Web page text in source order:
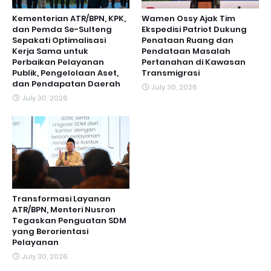
Kementerian ATR/BPN, KPK,
dan Pemda Se-Sulteng
Sepakati Optimalisasi
Kerja Sama untuk
Perbaikan Pelayanan
Publik, Pengelolaan Aset,
dan Pendapatan Daerah
July 30, 2026
Wamen Ossy Ajak Tim
Ekspedisi Patriot Dukung
Penataan Ruang dan
Pendataan Masalah
Pertanahan di Kawasan
Transmigrasi
July 30, 2026
Transformasi Layanan
ATR/BPN, Menteri Nusron
Tegaskan Penguatan SDM
yang Berorientasi
Pelayanan
July 30, 2026